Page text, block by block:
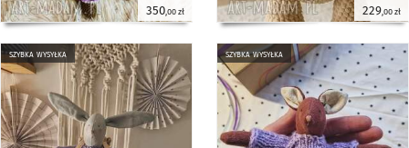
350,00 zł 229,00 zł
szybka wysyłka szybka wysyłka